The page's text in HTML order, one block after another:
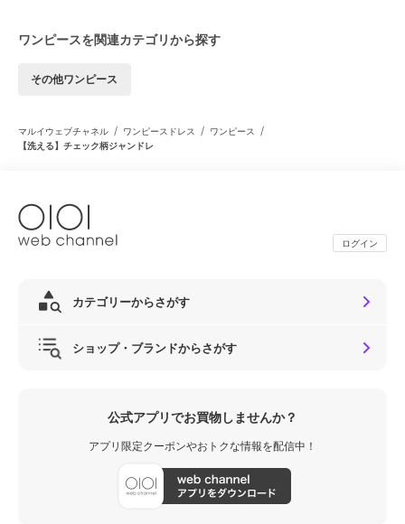
ワンピースを関連カテゴリから探す
その他ワンピース
マルイウェブチャネル / ワンピースドレス / ワンピース /
【洗える】チェック柄ジャンドレ
ログイン
カテゴリーからさがす
ショップ・ブランドからさがす
公式アプリでお買物しませんか？
アプリ限定クーポンやおトクな情報を配信中！